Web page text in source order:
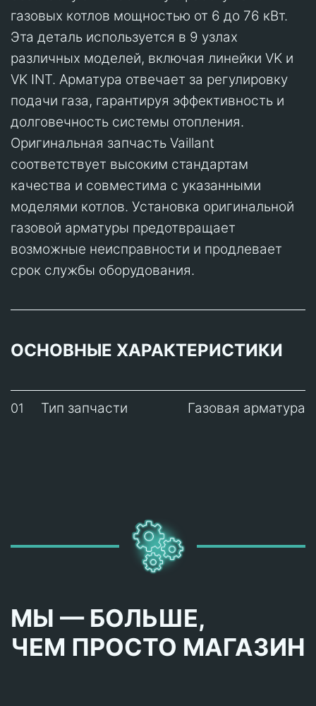
газовых котлов мощностью от 6 до 76 кВт.
Эта деталь используется в 9 узлах
различных моделей, включая линейки VK и
VK INT. Арматура отвечает за регулировку
подачи газа, гарантируя эффективность и
долговечность системы отопления.
Оригинальная запчасть Vaillant
соответствует высоким стандартам
качества и совместима с указанными
моделями котлов. Установка оригинальной
газовой арматуры предотвращает
возможные неисправности и продлевает
срок службы оборудования.
ОСНОВНЫЕ ХАРАКТЕРИСТИКИ
01 Тип запчасти Газовая арматура
МЫ — БОЛЬШЕ,
ЧЕМ ПРОСТО МАГАЗИН